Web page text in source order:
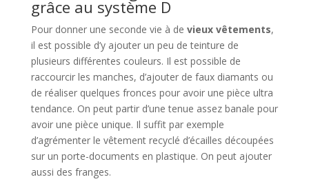
grâce au système D
Pour donner une seconde vie à de vieux vêtements,
il est possible d’y ajouter un peu de teinture de
plusieurs différentes couleurs. Il est possible de
raccourcir les manches, d’ajouter de faux diamants ou
de réaliser quelques fronces pour avoir une pièce ultra
tendance. On peut partir d’une tenue assez banale pour
avoir une pièce unique. Il suffit par exemple
d’agrémenter le vêtement recyclé d’écailles découpées
sur un porte-documents en plastique. On peut ajouter
aussi des franges.